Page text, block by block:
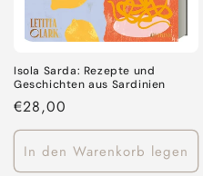
Isola Sarda: Rezepte und
Geschichten aus Sardinien
Normaler
Preis
€28,00
In den Warenkorb legen